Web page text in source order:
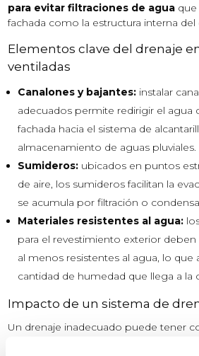
para evitar filtraciones de agua
fachada como la estructura interna del
Elementos clave del drenaje
ventiladas
Canalones y bajantes: instalar
adecuados permite redirigir el agua
fachada hacia el sistema de
almacenamiento de aguas pluviales.
Sumideros: ubicados en puntos
de aire, los sumideros facilitan la
se acumula por filtración o
Materiales resistentes al agua:
para el revestimiento exterior
al menos resistentes al agua, lo que
cantidad de humedad que llega a la
Impacto de un sistema de
Un drenaje inadecuado puede tener